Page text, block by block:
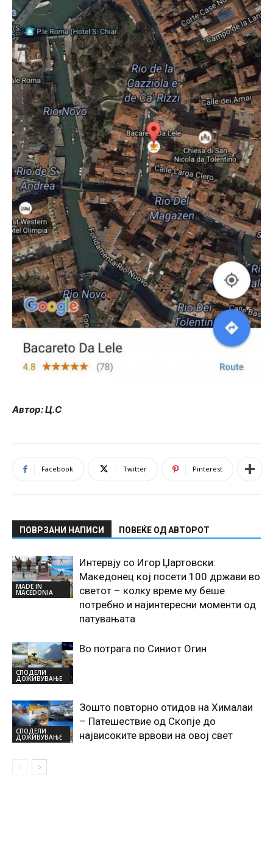
Автор: Ц.С
Facebook Twitter Pinterest
ПОВРЗАНИ НАПИСИ ПОВЕЌЕ ОД АВТОРОТ
MADE IN
MACEDONIA
Интервју со Игор Џартовски:
Македонец кој посети 100 држави во
светот – колку време му беше
потребно и најинтересни моменти од
патувањата
СПОДЕЛИ
ДОЖИВУВАЊЕ
Во потрага по Синиот Oгин
СПОДЕЛИ
ДОЖИВУВАЊЕ
Зошто повторно отидов на Хималаи
– Патешествие од Скопје до
највисоките врвови на овој свет